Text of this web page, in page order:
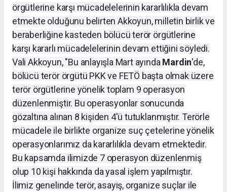
örgütlerine karşı mücadelelerinin kararlılıkla devam
etmekte olduğunu belirten Akkoyun, milletin birlik ve
beraberliğine kasteden bölücü terör örgütlerine
karşı kararlı mücadelelerinin devam ettiğini söyledi.
Vali Akkoyun, "Bu anlayışla Mart ayındaMardin'de,
bölücü terör örgütü PKK ve FETÖ başta olmak üzere
terör örgütlerine yönelik toplam 9 operasyon
düzenlenmiştir. Bu operasyonlar sonucunda
gözaltına alınan 8 kişiden 4'ü tutuklanmıştır. Terörle
mücadele ile birlikte organize suç çetelerine yönelik
operasyonlarımız da kararlılıkla devam etmektedir.
Bu kapsamda ilimizde 7 operasyon düzenlenmiş
olup 10 kişi hakkında da yasal işlem yapılmıştır.
İlimiz genelinde terör, asayiş, organize suçlar ile